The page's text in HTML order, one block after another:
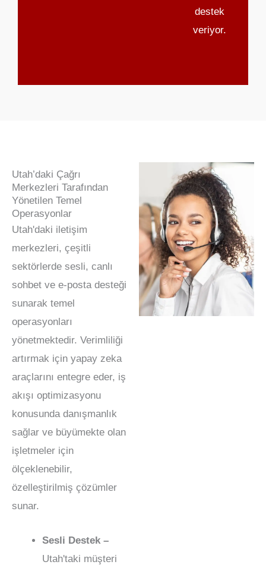
destek
veriyor.
Utah’daki Çağrı
Merkezleri Tarafından
Yönetilen Temel
Operasyonlar
Utah'daki iletişim
merkezleri, çeşitli
sektörlerde sesli, canlı
sohbet ve e-posta desteği
sunarak temel
operasyonları
yönetmektedir. Verimliliği
artırmak için yapay zeka
araçlarını entegre eder, iş
akışı optimizasyonu
konusunda danışmanlık
sağlar ve büyümekte olan
işletmeler için
ölçeklenebilir,
özelleştirilmiş çözümler
sunar.
Sesli Destek –
Utah'taki müşteri